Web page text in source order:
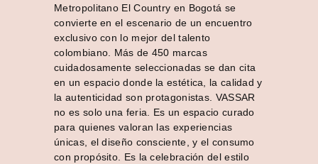
Metropolitano El Country en Bogotá se
convierte en el escenario de un encuentro
exclusivo con lo mejor del talento
colombiano. Más de 450 marcas
cuidadosamente seleccionadas se dan cita
en un espacio donde la estética, la calidad y
la autenticidad son protagonistas. VASSAR
no es solo una feria. Es un espacio curado
para quienes valoran las experiencias
únicas, el diseño consciente, y el consumo
con propósito. Es la celebración del estilo